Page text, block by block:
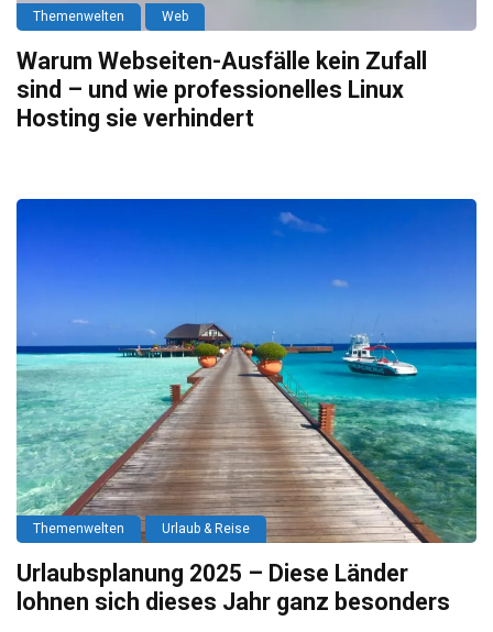
Themenwelten Web
Warum Webseiten-Ausfälle kein Zufall
sind – und wie professionelles Linux
Hosting sie verhindert
Themenwelten Urlaub & Reise
Urlaubsplanung 2025 – Diese Länder
lohnen sich dieses Jahr ganz besonders